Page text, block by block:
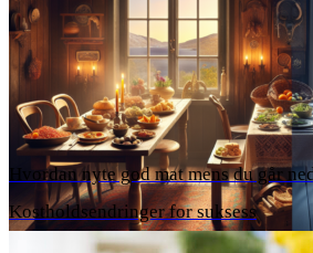
Hvordan nyte god mat mens du går
Kostholdsendringer for suksess